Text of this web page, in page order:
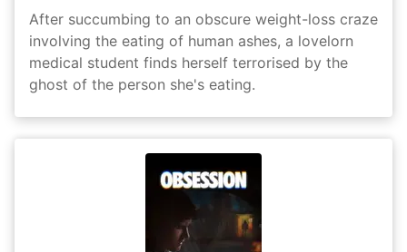
After succumbing to an obscure weight-loss craze
involving the eating of human ashes, a lovelorn
medical student finds herself terrorised by the
ghost of the person she's eating.